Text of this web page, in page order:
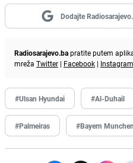
Dodajte
Radiosarajevo.bapratite putem
mreža Twitter | Facebook | Instagram
#Ulsan Hyundai #Al-Duhail
#Palmeiras #Bayern Munchen